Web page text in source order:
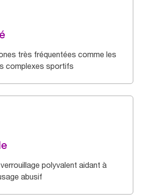
très fréquentées comme les
complexes sportifs
polyvalent aidant à
abusif